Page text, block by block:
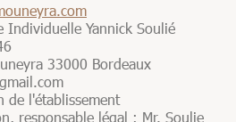
Individuelle Yannick Soulié
33000 Bordeaux
de l'établissement
responsable légal : Mr. Soulie